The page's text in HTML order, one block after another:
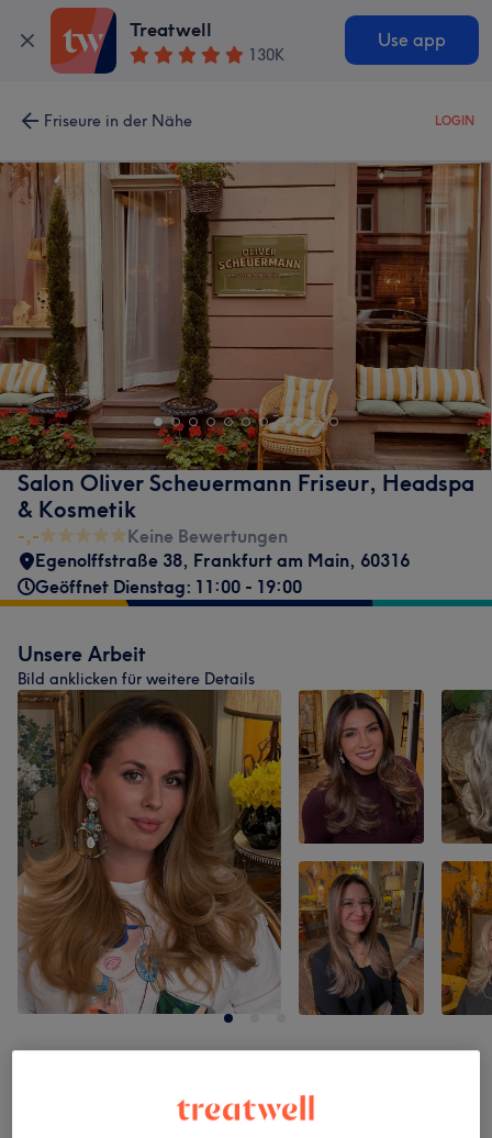
Treatwell
130K
Use app
Friseure in der Nähe LOGIN
Salon Oliver Scheuermann Friseur, Headspa
& Kosmetik
-,-
Keine Bewertungen
Egenolffstraße 38, Frankfurt am Main, 60316
Geöffnet Dienstag: 11:00 - 19:00
Unsere Arbeit
Bild anklicken für weitere Details